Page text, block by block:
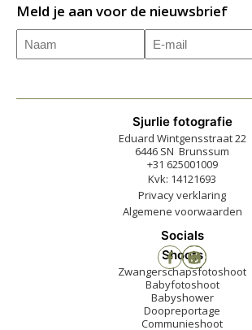
Meld je aan voor de nieuwsbrief
Naam
E-
mailadres(Vereist)
Sjurlie fotografie
Eduard Wintgensstraat 22
6446 SN Brunssum
+31 625001009
Kvk: 14121693
Privacy verklaring
Algemene voorwaarden
Socials
Shoots
Zwangerschapsfotoshoot
Babyfotoshoot
Babyshower
Doopreportage
Communieshoot